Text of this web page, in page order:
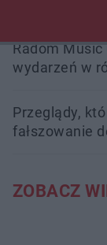
Radom
wydarzeń w
Przeglądy,
fałszowanie
ZOBACZ